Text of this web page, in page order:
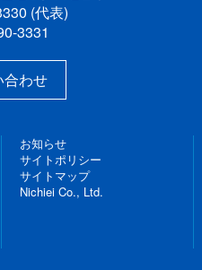
(代表)
3331
わせ
お知らせ
サイトポリシー
サイトマップ
Nichiei Co., Ltd.